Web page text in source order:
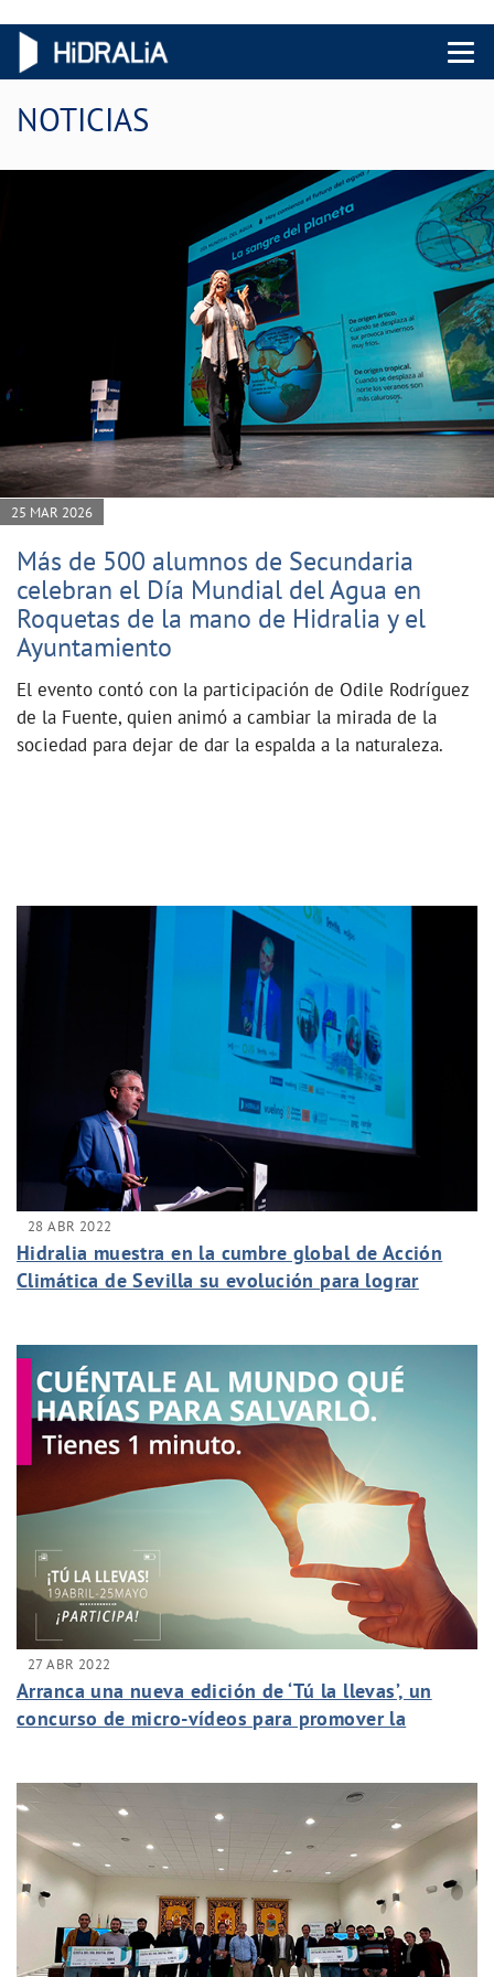
Menu
NOTICIAS
25 MAR 2026
Más de 500 alumnos de Secundaria
celebran el Día Mundial del Agua en
Roquetas de la mano de Hidralia y el
Ayuntamiento
El evento contó con la participación de Odile Rodríguez
de la Fuente, quien animó a cambiar la mirada de la
sociedad para dejar de dar la espalda a la naturaleza.
28 ABR 2022
Hidralia muestra en la cumbre global de Acción
Climática de Sevilla su evolución para lograr
27 ABR 2022
Arranca una nueva edición de ‘Tú la llevas’, un
concurso de micro-vídeos para promover la